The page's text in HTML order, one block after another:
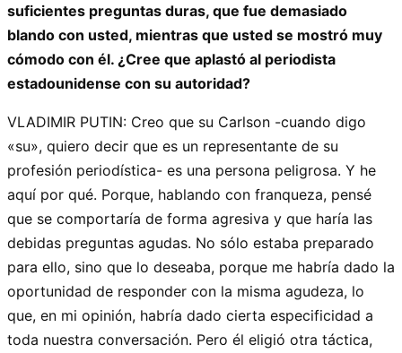
suficientes preguntas duras, que fue demasiado
blando con usted, mientras que usted se mostró muy
cómodo con él. ¿Cree que aplastó al periodista
estadounidense con su autoridad?
VLADIMIR PUTIN: Creo que su Carlson -cuando digo
«su», quiero decir que es un representante de su
profesión periodística- es una persona peligrosa. Y he
aquí por qué. Porque, hablando con franqueza, pensé
que se comportaría de forma agresiva y que haría las
debidas preguntas agudas. No sólo estaba preparado
para ello, sino que lo deseaba, porque me habría dado la
oportunidad de responder con la misma agudeza, lo
que, en mi opinión, habría dado cierta especificidad a
toda nuestra conversación. Pero él eligió otra táctica,